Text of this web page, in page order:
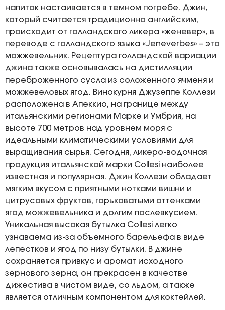
напиток настаивается в темном погребе. Джин,
который считается традиционно английским,
происходит от голландского ликера «женевер», в
переводе с голландского языка «Jeneverbes» – это
можжевельник. Рецептура голландской вариации
джина также основывалась на дистилляции
переброженного сусла из соложенного ячменя и
можжевеловых ягод. Винокурня Джузеппе Коллези
расположена в Апеккио, на границе между
итальянскими регионами Марке и Умбрия, на
высоте 700 метров над уровнем моря с
идеальными климатическими условиями для
выращивания сырья. Сегодня, ликеро-водочная
продукция итальянской марки Collesi наиболее
известная и популярная. Джин Коллези обладает
мягким вкусом с приятными нотками вишни и
цитрусовых фруктов, горьковатыми оттенками
ягод можжевельника и долгим послевкусием.
Уникальная высокая бутылка Collesi легко
узнаваема из-за объемного барельефа в виде
лепестков и ягод по низу бутылки. В джине
сохраняется привкус и аромат исходного
зернового зерна, он прекрасен в качестве
дижестива в чистом виде, со льдом, а также
является отличным компонентом для коктейлей.